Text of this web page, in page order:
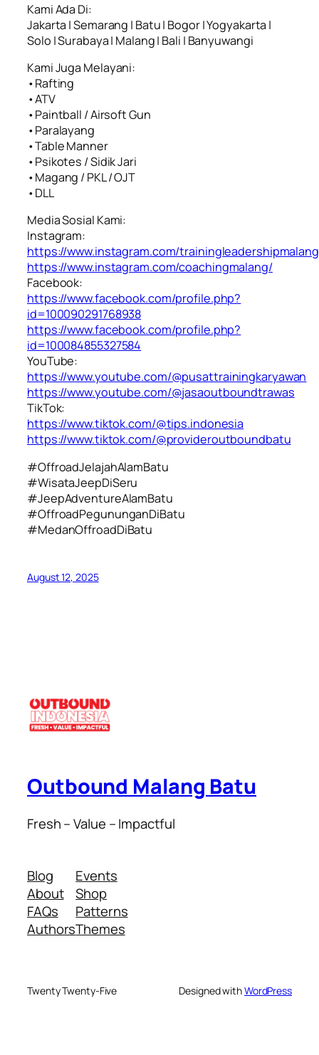
Kami Ada Di:
Jakarta | Semarang | Batu | Bogor | Yogyakarta |
Solo | Surabaya | Malang | Bali | Banyuwangi
Kami Juga Melayani:
•Rafting
•ATV
•Paintball / Airsoft Gun
•Paralayang
•Table Manner
•Psikotes / Sidik Jari
•Magang / PKL / OJT
•DLL
Media Sosial Kami:
Instagram:
https://www.instagram.com/
https://www.instagram.com/coachingmalang/
Facebook:
https://www.facebook.com/profile.php?
id=100090291768938
https://www.facebook.com/profile.php?
id=100084855327584
YouTube:
https://www.youtube.com/@pusattrainingkaryawan
https://www.youtube.com/@jasaoutboundtrawas
TikTok:
https://www.tiktok.com/@tips.indonesia
https://www.tiktok.com/@provideroutboundbatu
#OffroadJelajahAlamBatu
#WisataJeepDiSeru
#JeepAdventureAlamBatu
#OffroadPegununganDiBatu
#MedanOffroadDiBatu
August 12, 2025
Outbound Malang Batu
Fresh – Value – Impactful
Blog
About
FAQs
Authors
Events
Shop
Patterns
Themes
Twenty Twenty-Five Designed withWordPress